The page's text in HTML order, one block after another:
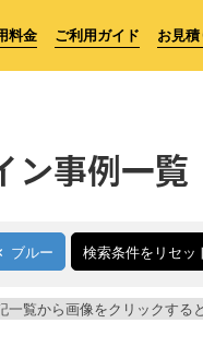
料金 ご利用ガイド お見
ン事例一覧
ブルー 検索条件をリセッ
一覧から画像をクリックする